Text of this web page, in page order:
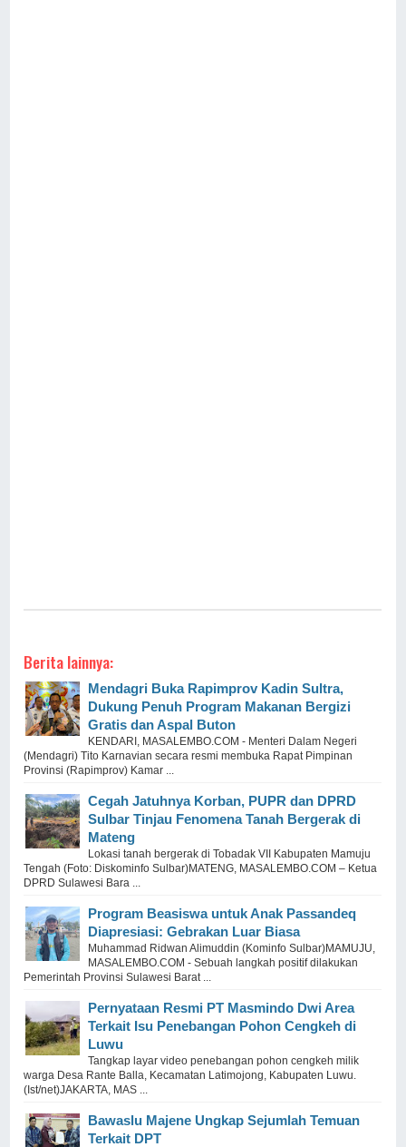
Berita lainnya:
Mendagri Buka Rapimprov Kadin Sultra,
Dukung Penuh Program Makanan Bergizi
Gratis dan Aspal Buton
KENDARI, MASALEMBO.COM - Menteri Dalam Negeri
(Mendagri) Tito Karnavian secara resmi membuka Rapat Pimpinan
Provinsi (Rapimprov) Kamar ...
Cegah Jatuhnya Korban, PUPR dan DPRD
Sulbar Tinjau Fenomena Tanah Bergerak di
Mateng
Lokasi tanah bergerak di Tobadak VII Kabupaten Mamuju
Tengah (Foto: Diskominfo Sulbar)MATENG, MASALEMBO.COM – Ketua
DPRD Sulawesi Bara ...
Program Beasiswa untuk Anak Passandeq
Diapresiasi: Gebrakan Luar Biasa
Muhammad Ridwan Alimuddin (Kominfo Sulbar)MAMUJU,
MASALEMBO.COM - Sebuah langkah positif dilakukan
Pemerintah Provinsi Sulawesi Barat ...
Pernyataan Resmi PT Masmindo Dwi Area
Terkait Isu Penebangan Pohon Cengkeh di
Luwu
Tangkap layar video penebangan pohon cengkeh milik
warga Desa Rante Balla, Kecamatan Latimojong, Kabupaten Luwu.
(Ist/net)JAKARTA, MAS ...
Bawaslu Majene Ungkap Sejumlah Temuan
Terkait DPT